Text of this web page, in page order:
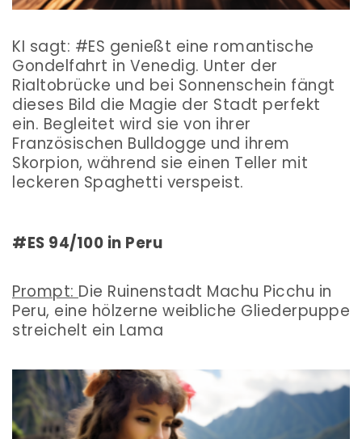
KI sagt: #ES genießt eine romantische
Gondelfahrt in Venedig. Unter der
Rialtobrücke und bei Sonnenschein fängt
dieses Bild die Magie der Stadt perfekt
ein. Begleitet wird sie von ihrer
Französischen Bulldogge und ihrem
Skorpion, während sie einen Teller mit
leckeren Spaghetti verspeist.
#ES 94/100 in Peru
Prompt: Die Ruinenstadt Machu Picchu in
Peru, eine hölzerne weibliche Gliederpuppe
streichelt ein Lama